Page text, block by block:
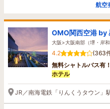
航空
OMO関西空港 by
大阪>大阪南部（堺・岸和
4.2
(363
無料シャトルバス有
ホテル
JR／南海電鉄「りんくうタウン」